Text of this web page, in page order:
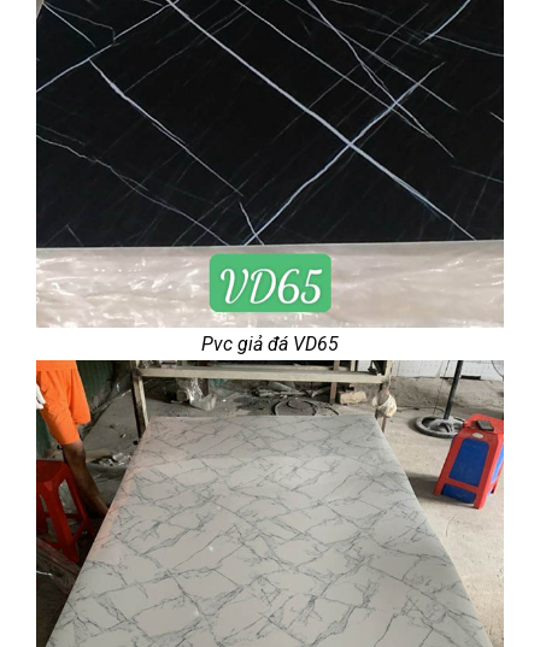
Pvc giả đá VD65